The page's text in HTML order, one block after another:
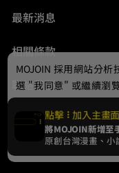
最新消息
相關條款
聯絡我們
© 2024
點擊 加入主畫面
將MOJOIN新增至
原創台灣漫畫、小
MOJOIN 採用網站分析
選 "我同意" 或繼續瀏
Cookie，欲瞭解更多資